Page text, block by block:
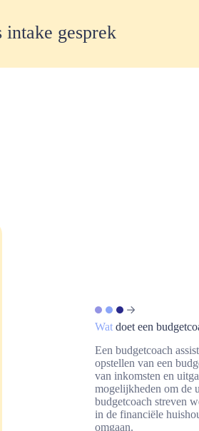
gesprek
Wat doet een
Een budgetcoach
opstellen van een
van inkomsten en
mogelijkheden om de
budgetcoach streven
in de financiële
omgaan.